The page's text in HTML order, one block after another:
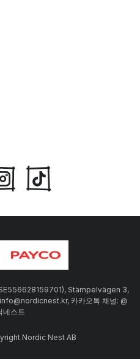
Stämpelvägen 3,
카카오톡 채널: @
네스트
Nordic Nest AB